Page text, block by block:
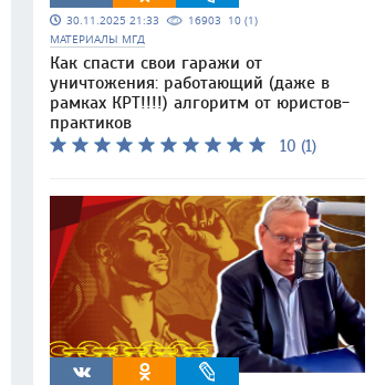
30.11.2025 21:33 16903 10 (1)
МАТЕРИАЛЫ МГД
Как спасти свои гаражи от
уничтожения: работающий (даже в
рамках КРТ!!!!) алгоритм от юристов-
практиков
10 (1)